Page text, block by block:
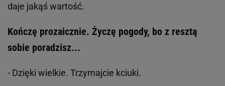
daje jakąś wartość.
Kończę prozaicznie. Życzę pogody, bo z resztą
sobie poradzisz...
- Dzięki wielkie. Trzymajcie kciuki.